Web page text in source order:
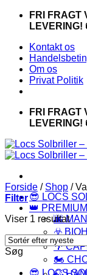
FortsætFRI FRAGT
LEVERING!
Kontakt os
Om os
Privat Politik
FRI FRAGT
LEVERING!
😎 LOCS
👑
🌆
☣️
🌴
🏍️
Forside / Shop /
Filter
Viser 1 resultat
Søg
😎 LOCS